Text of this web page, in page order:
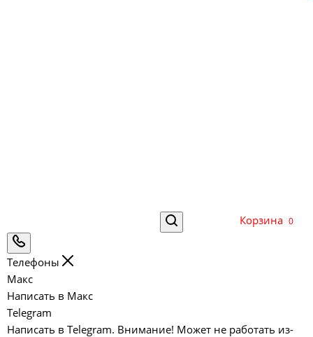
Корзина 0
Телефоны
Макс
Написать в Макс
Telegram
Написать в Telegram. Внимание! Может не работать из-